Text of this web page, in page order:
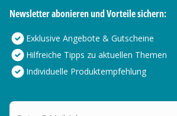
Newsletter abonieren und Vorteile sichern:
Exklusive Angebote & Gutscheine
Hilfreiche Tipps zu aktuellen Themen
Individuelle Produktempfehlung
Deine E-Mail Adresse